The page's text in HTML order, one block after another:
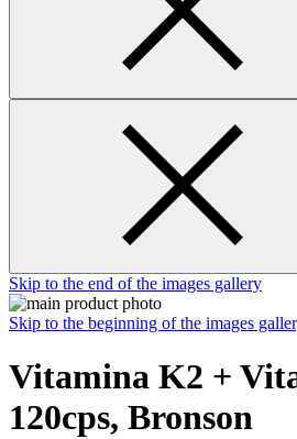
Skip to the end of the images gallery
Skip to the beginning of the images
Vitamina K2 +
120cps, Bronson